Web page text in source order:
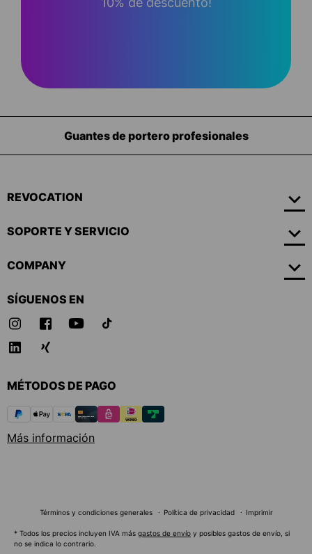
Guantes de portero profesionales
REVOCATION
SOPORTE Y SERVICIO
COMPANY
SÍGUENOS EN
MÉTODOS DE PAGO
Más información
Términos y condiciones generales Política de privacidad Imprimir
* Todos los precios incluyen IVA más gastos de envío y posibles gastos de envío, si
no se indica lo contrario.